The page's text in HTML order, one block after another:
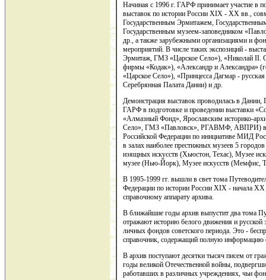
Начиная с 1996 г. ГАРФ принимает участие в
выставок по истории России XIX - XX вв.,
Государственным Эрмитажем,
Государственным музеем-заповедником
др., а также зарубежными организациями и
мероприятий. В числе таких экспозиций -
Эрмитаж, ГМЗ «Царское Село»), «Николай II.
фирмы «Кодак»), «Александр и Александра»
«Царское Село»), «Принцесса Дагмар -
Серебрянная Палата Дании) и др.
Демонстрация выставок проводилась в
ГАРФ в подготовке и проведении выставки
«Алмазный Фонд», Ярославским историко-
Село», ГМЗ «Павловск», РГАВМФ, АВПРИ) в
Российской Федерации по инициативе МИД
в залах наиболее престижных музеев 5
изящных искусств (Хьюстон, Техас), Музее
музее (Нью-Йорк), Музее искусств (Мемфис,
В 1995-1999 гг. вышли в свет тома
Федерации по истории России XIX - начала
справочному аппарату архива.
В ближайшие годы архив выпустит два тома
отражают историю белого движения и
личных фондов советского периода. Это -
справочник, содержащий полную
В архив поступают десятки тысяч писем от
годы великой Отечественной войны,
работавших в различных учреждениях, чьи